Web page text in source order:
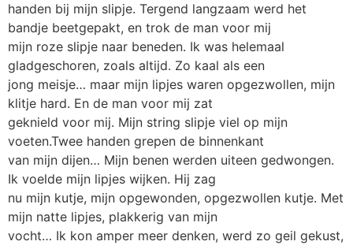
handen bij mijn slipje. Tergend langzaam werd het
bandje beetgepakt, en trok de man voor mij
mijn roze slipje naar beneden. Ik was helemaal
gladgeschoren, zoals altijd. Zo kaal als een
jong meisje… maar mijn lipjes waren opgezwollen, mijn
klitje hard. En de man voor mij zat
geknield voor mij. Mijn string slipje viel op mijn
voeten.Twee handen grepen de binnenkant
van mijn dijen… Mijn benen werden uiteen gedwongen.
Ik voelde mijn lipjes wijken. Hij zag
nu mijn kutje, mijn opgewonden, opgezwollen kutje. Met
mijn natte lipjes, plakkerig van mijn
vocht… Ik kon amper meer denken, werd zo geil gekust,